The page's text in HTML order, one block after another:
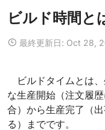
ビルド時間と
最終更新日: Oct 28,
ビルドタイムとは
な生産開始（注文履
合）から生産完了（
る）までです。